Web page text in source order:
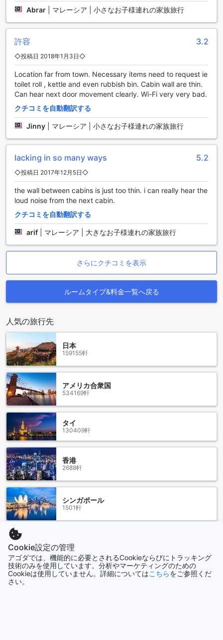
い。
五つ星キャビンシャレーのダイニング施設
ファイブ ストーン キャビン シャレーは、素晴らしいダイニン
グ施設を提供しています。宿泊者は、部屋でのルームサービ
スを利用することができます。忙しい日の終わりに、ゆっく
りと部屋で食事を楽しむことができます。さらに、BBQ施設
も完備されており、宿泊者は美味しいバーベキューを楽しむ
ことができます。広々としたスペースで、友人や家族と一緒
に楽しい時間を過ごすことができます。五つ星キャビンシャ
レーのダイニング施設は、快適な滞在をお約束します。
ファイブ ストーン キャビン シャレーでは、様々なお部屋の種
類をご用意しております。ダブルルームは15平米で、ダブル
ベッドが1台備わっています。ファミリールームには2台のダ
またはダブルベッドが1台備わっています。これらのお部屋は
快適で広々としており、お客様の滞在をより一層楽しいもの
にすることでしょう。Agodaでの予約は最もお得な価格と簡
単な手続きを提供し、お客様にとってストレスフリーな体験
となるでしょう。
タイピンはマレーシアの美しい自然環境に囲まれた魅力的な
緑に覆われた森林で知られています。ファイブ ストーン キャ
ビン シャレーは、この自然の恵みを満喫するには最適な場所
タイピンはハイキングやトレッキングの愛好家にとっての楽
園です。周辺には多くのトレイルがあり、美しい景色と一体
感を味わうことができます。また、湖での釣りやボート乗り
も楽しむことができます。自然愛好家やアウトドア派の方に
は、タイピンはまさに理想的な滞在先です。
ファイブ ストーン キャビン シャレーの周辺には、地元のレス
トランやカフェもたくさんあります。マレーシア料理を味わ
いながら、地元の文化に触れることができます。また、近く
には温泉もあり、リラックスした時間を過ごすことができま
す。タイピンは、自然とアクティビティ、そして美食を楽し
むための最高の場所です。
ファイブ ストーン キャビン シャレーへのアクセス方法
ファイブ ストーン キャビン シャレーは、マレーシアのタイピ
ンに位置しており、最寄りの空港から簡単にアクセスするこ
とができます。タイピンには2つの主要な空港があります。ま
ず、クアラルンプール国際空港（KLIA）からは、タクシーま
たはレンタカーを利用して約2時間で到着することができま
す。KLIAからは、高速道路を利用してタイピンに向かいま
す。道路は整備されており、景色も美しいので、ドライブし
ながらの旅も楽しめます。もう一つのオプションとして、公
共交通機関を利用することもできます。KLIAからは、エクス
プレス列車やバスが出ており、タイピンまでの所要時間は約3
時間です。
もう一つの主要な空港は、ペナン国際空港です。ペナン国際
空港からは、タイピンまでタクシーまたはレンタカーを利用
Abrar マレーシア | 小さなお子様連れの家族旅行
許容 3.2
◇投稿日 2018年1月3日◇
Location far from town. Necessary items need to request ie
toilet roll , kettle and even rubbish bin. Cabin wall are thin.
Can hear next door movement clearly. Wi-Fi very very bad.
クチコミを自動翻訳する
Jinny マレーシア | 小さなお子様連れの家族旅行
lacking in so many ways 5.2
◇投稿日 2017年12月5日◇
the wall between cabins is just too thin. i can really hear the
loud noise from the next cabin.
クチコミを自動翻訳する
arif マレーシア | 大きなお子様連れの家族旅行
さらにクチコミを表示
ルームタイプ&料金一覧へ戻る
人気の旅行先
日本
159155軒
アメリカ合衆国
534169軒
タイ
130409軒
香港
2688軒
シンガポール
1501軒
全て表示
今話題の都市
Cookie設定の管理
アゴダでは、機能的に必要とされるCookieならびにトラッキング
技術のみを使用しています。分析やマーケティングのための
Cookieは使用していません。詳細についてはこちらをご参照くだ
さい。